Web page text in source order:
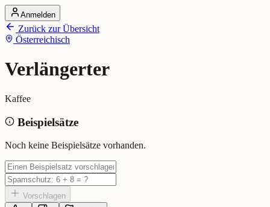
Startseite
Alle Dialekte
Dialekte vergleichen
Dialekt-Karte
Ranking
Verlängerter (Österreichisch)
Bedeutung:Kaffee
Anmelden
Zurück zur Übersicht
Österreichisch
Verlängerter
Kaffee
Beispielsätze
Noch keine Beispielsätze vorhanden.
Vorschlagen